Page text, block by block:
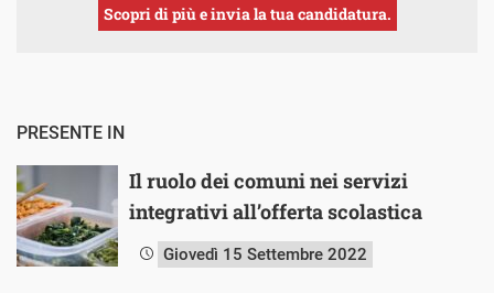
Scopri di più e invia la tua candidatura.
PRESENTE IN
Il ruolo dei comuni nei servizi
integrativi all’offerta scolastica
Giovedì 15 Settembre 2022